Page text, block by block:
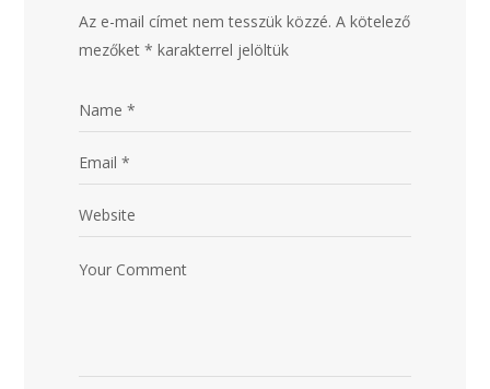
Az e-mail címet nem tesszük közzé. A kötelező
mezőket* karakterrel jelöltük